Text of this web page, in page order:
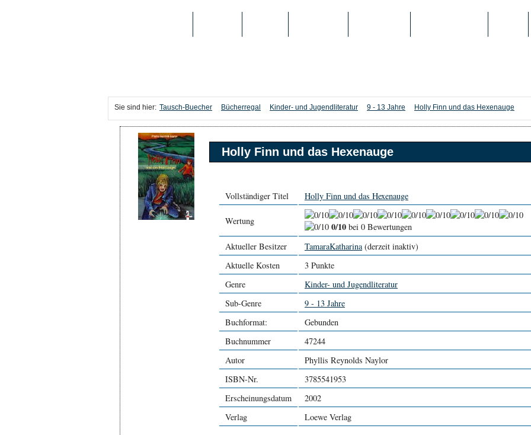
Sie sind hier: Tausch-Buecher Bücherregal Kinder- und Jugendliteratur 9 - 13 Jahre Holly Finn und das Hexenauge
Holly Finn und das Hexenauge
Vollständiger Titel Holly Finn und das Hexenauge
Wertung 0/10 bei 0 Bewertungen
Aktueller Besitzer
TamaraKatharina(derzeit inaktiv)
Aktuelle Kosten
3 Punkte
Genre
Kinder- und Jugendliteratur
Sub-Genre
9 - 13 Jahre
Buchformat:
Gebunden
Buchnummer
47244
Autor
Phyllis Reynolds Naylor
ISBN-Nr.
3785541953
Erscheinungsdatum
2002
Verlag
Loewe Verlag